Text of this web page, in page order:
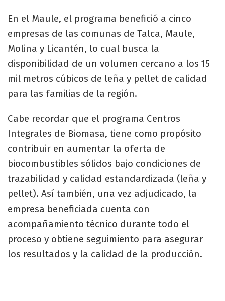
En el Maule, el programa benefició a cinco
empresas de las comunas de Talca, Maule,
Molina y Licantén, lo cual busca la
disponibilidad de un volumen cercano a los 15
mil metros cúbicos de leña y pellet de calidad
para las familias de la región.
Cabe recordar que el programa Centros
Integrales de Biomasa, tiene como propósito
contribuir en aumentar la oferta de
biocombustibles sólidos bajo condiciones de
trazabilidad y calidad estandardizada (leña y
pellet). Así también, una vez adjudicado, la
empresa beneficiada cuenta con
acompañamiento técnico durante todo el
proceso y obtiene seguimiento para asegurar
los resultados y la calidad de la producción.